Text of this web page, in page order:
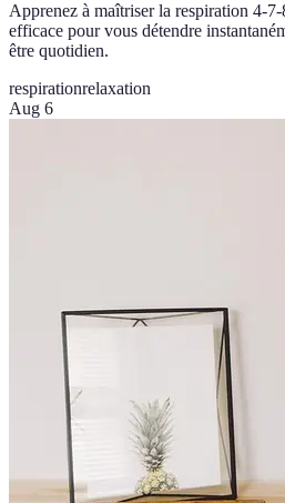
Apprenez à maîtriser la respiration 4-
efficace pour vous détendre
être quotidien.
respirationrelaxation
Aug 6